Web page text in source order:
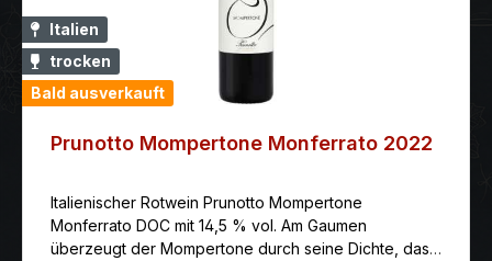
Italien
trocken
Bald ausverkauft
Prunotto Mompertone Monferrato 2022
Italienischer Rotwein Prunotto Mompertone
Monferrato DOC mit 14,5 % vol. Am Gaumen
überzeugt der Mompertone durch seine Dichte, das